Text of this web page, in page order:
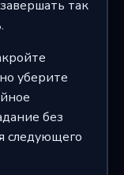
так
уберите
без
следующего